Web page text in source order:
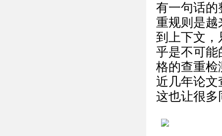
有一句话的
重规则是越
到上下文
乎是不可能
格的查重检
近几年论文
这也让很多